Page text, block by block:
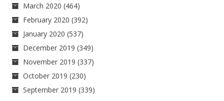
March 2020 (464)
February 2020 (392)
January 2020 (537)
December 2019 (349)
November 2019 (337)
October 2019 (230)
September 2019 (339)